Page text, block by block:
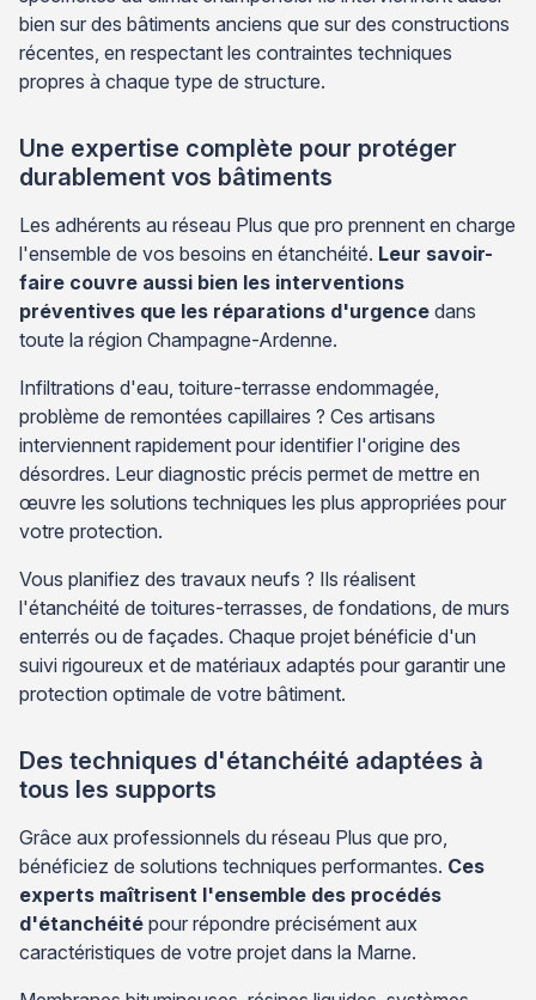
bien sur des bâtiments anciens que sur des constructions
récentes, en respectant les contraintes techniques
propres à chaque type de structure.
Une expertise complète pour protéger
durablement vos bâtiments
Les adhérents au réseau Plus que pro prennent en charge
l'ensemble de vos besoins en étanchéité. Leur savoir-
faire couvre aussi bien les interventions
préventives que les réparations d'urgence dans
toute la région Champagne-Ardenne.
Infiltrations d'eau, toiture-terrasse endommagée,
problème de remontées capillaires ? Ces artisans
interviennent rapidement pour identifier l'origine des
désordres. Leur diagnostic précis permet de mettre en
œuvre les solutions techniques les plus appropriées pour
votre protection.
Vous planifiez des travaux neufs ? Ils réalisent
l'étanchéité de toitures-terrasses, de fondations, de murs
enterrés ou de façades. Chaque projet bénéficie d'un
suivi rigoureux et de matériaux adaptés pour garantir une
protection optimale de votre bâtiment.
Des techniques d'étanchéité adaptées à
tous les supports
Grâce aux professionnels du réseau Plus que pro,
bénéficiez de solutions techniques performantes. Ces
experts maîtrisent l'ensemble des procédés
d'étanchéité pour répondre précisément aux
caractéristiques de votre projet dans la Marne.